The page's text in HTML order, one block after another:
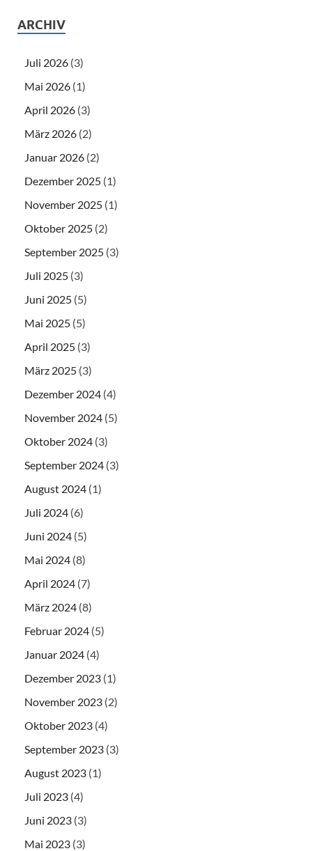
ARCHIV
Juli 2026 (3)
Mai 2026 (1)
April 2026 (3)
März 2026 (2)
Januar 2026 (2)
Dezember 2025 (1)
November 2025 (1)
Oktober 2025 (2)
September 2025 (3)
Juli 2025 (3)
Juni 2025 (5)
Mai 2025 (5)
April 2025 (3)
März 2025 (3)
Dezember 2024 (4)
November 2024 (5)
Oktober 2024 (3)
September 2024 (3)
August 2024 (1)
Juli 2024 (6)
Juni 2024 (5)
Mai 2024 (8)
April 2024 (7)
März 2024 (8)
Februar 2024 (5)
Januar 2024 (4)
Dezember 2023 (1)
November 2023 (2)
Oktober 2023 (4)
September 2023 (3)
August 2023 (1)
Juli 2023 (4)
Juni 2023 (3)
Mai 2023 (3)